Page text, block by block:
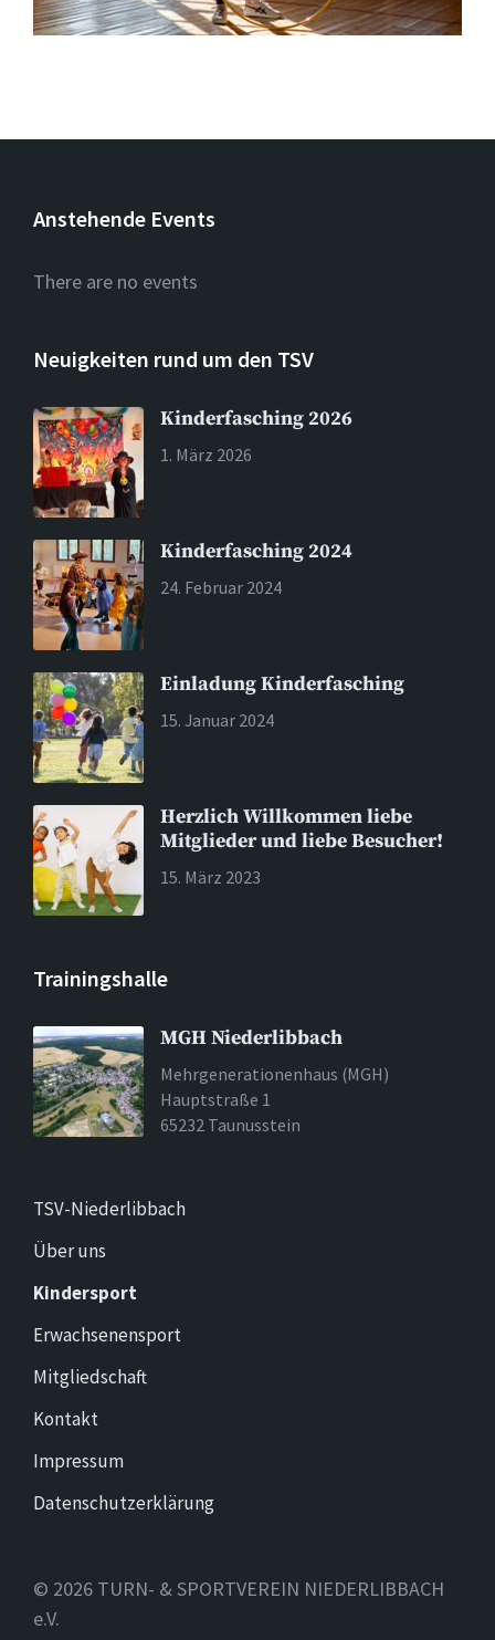
Anstehende Events
There are no events
Neuigkeiten rund um den TSV
Kinderfasching 2026
1. März 2026
Kinderfasching 2024
24. Februar 2024
Einladung Kinderfasching
15. Januar 2024
Herzlich Willkommen liebe
Mitglieder und liebe Besucher!
15. März 2023
Trainingshalle
MGH Niederlibbach
Mehrgenerationenhaus (MGH)
Hauptstraße 1
65232 Taunusstein
TSV-Niederlibbach
Über uns
Kindersport
Erwachsenensport
Mitgliedschaft
Kontakt
Impressum
Datenschutzerklärung
© 2026 TURN- & SPORTVEREIN NIEDERLIBBACH
e.V.